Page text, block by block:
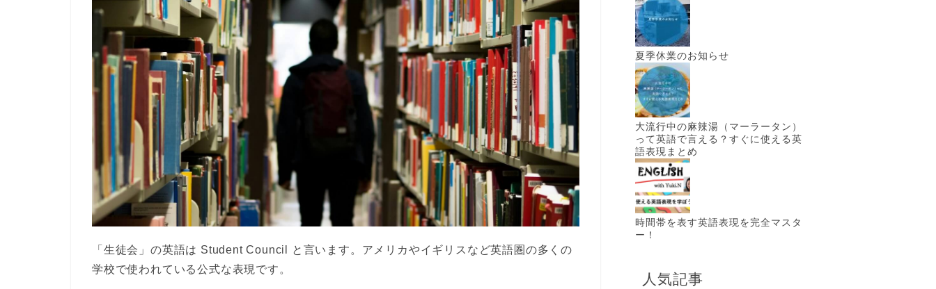
「生徒会」の英語は Student Council
と言います。アメリカやイギリスなど英語圏の多くの
学校で使われている公式な表現です。
夏季休業のお知らせ
大流行中の麻辣湯（マーラータン）
って英語で言える？すぐに使える英
語表現まとめ
時間帯を表す英語表現を完全マスタ
ー！
人気記事